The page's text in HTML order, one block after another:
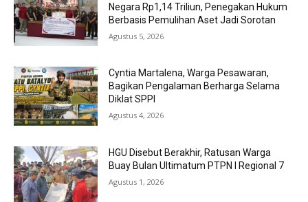
Negara Rp1,14 Triliun, Penegakan Hukum
Berbasis Pemulihan Aset Jadi Sorotan
Agustus 5, 2026
Cyntia Martalena, Warga Pesawaran,
Bagikan Pengalaman Berharga Selama
Diklat SPPI
Agustus 4, 2026
HGU Disebut Berakhir, Ratusan Warga
Buay Bulan Ultimatum PTPN I Regional 7
Agustus 1, 2026